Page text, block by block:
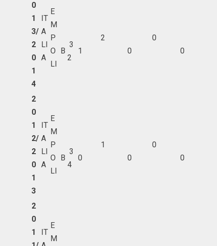
0
1
3/
2
0
1
4
IT
A
LI
A
E
M
P
O
LI
B
3
2
1
2
0
0
0
2
0
1
2/
2
0
1
3
IT
A
LI
A
E
M
P
O
LI
B
3
4
0
1
0
0
0
2
0
1
IT
E
M